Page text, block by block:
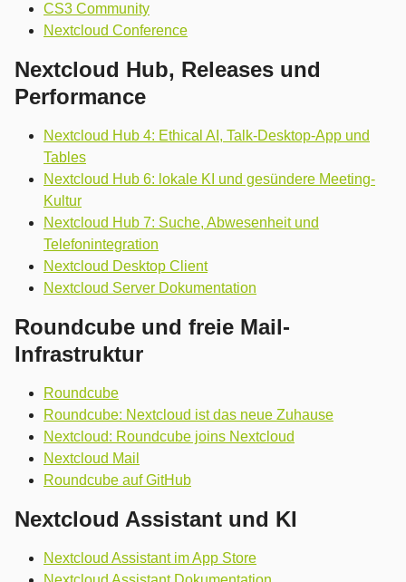
CS3 Community
Nextcloud Conference
Nextcloud Hub, Releases und
Performance
Nextcloud Hub 4: Ethical AI, Talk-Desktop-App und
Tables
Nextcloud Hub 6: lokale KI und gesündere Meeting-
Kultur
Nextcloud Hub 7: Suche, Abwesenheit und
Telefonintegration
Nextcloud Desktop Client
Nextcloud Server Dokumentation
Roundcube und freie Mail-
Infrastruktur
Roundcube
Roundcube: Nextcloud ist das neue Zuhause
Nextcloud: Roundcube joins Nextcloud
Nextcloud Mail
Roundcube auf GitHub
Nextcloud Assistant und KI
Nextcloud Assistant im App Store